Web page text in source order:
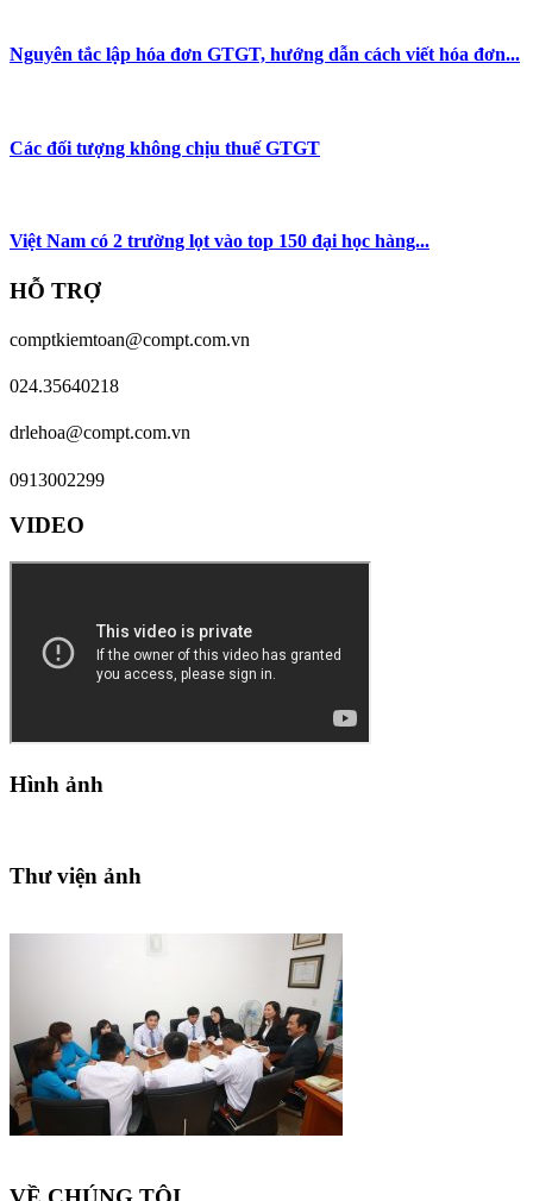
Nguyên tắc lập hóa đơn GTGT, hướng dẫn cách viết hóa đơn...
Các đối tượng không chịu thuế GTGT
Việt Nam có 2 trường lọt vào top 150 đại học hàng...
HỖ TRỢ
comptkiemtoan@compt.com.vn
024.35640218
drlehoa@compt.com.vn
0913002299
VIDEO
Hình ảnh
Thư viện ảnh